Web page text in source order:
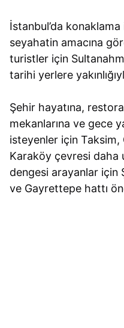
İstanbul’da
seyahatin amacına
turistler için
tarihi yerlere
Şehir hayatına,
mekanlarına ve gece
isteyenler için Taksim,
Karaköy çevresi daha
dengesi arayanlar için
ve Gayrettepe hattı